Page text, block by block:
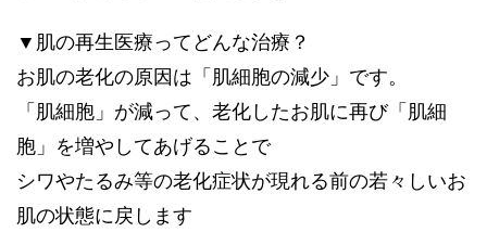
▼肌の再生医療ってどんな治療？
お肌の老化の原因は「肌細胞の減少」です。
「肌細胞」が減って、老化したお肌に再び「肌細
胞」を増やしてあげることで
シワやたるみ等の老化症状が現れる前の若々しいお
肌の状態に戻します